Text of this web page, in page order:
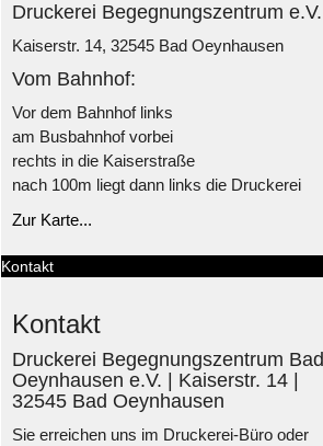
Druckerei Begegnungszentrum e.V.
Kaiserstr. 14, 32545 Bad Oeynhausen
Vom Bahnhof:
Vor dem Bahnhof links
am Busbahnhof vorbei
rechts in die Kaiserstraße
nach 100m liegt dann links die Druckerei
Zur Karte...
Kontakt
Kontakt
Druckerei Begegnungszentrum Bad
Oeynhausen e.V. | Kaiserstr. 14 |
32545 Bad Oeynhausen
Sie erreichen uns im Druckerei-Büro oder